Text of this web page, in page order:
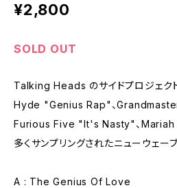
¥2,800
SOLD OUT
Talking Heads のサイドプロジェ
Hyde "Genius Rap"、
Furious Five "It's Nasty"、
多くサンプリングされたニューウェーブ
A : The Genius Of Love